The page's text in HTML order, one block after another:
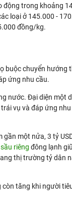
động trong khoảng
loại ở 145.000 -
đồng/kg.
buộc chuyển hướng
ứng nhu cầu.
nước. Đại diện một
vụ và đáp ứng
một nửa, 3 tỷ
riêng đông lạnh
thị trường tỷ dân
còn tăng khi người